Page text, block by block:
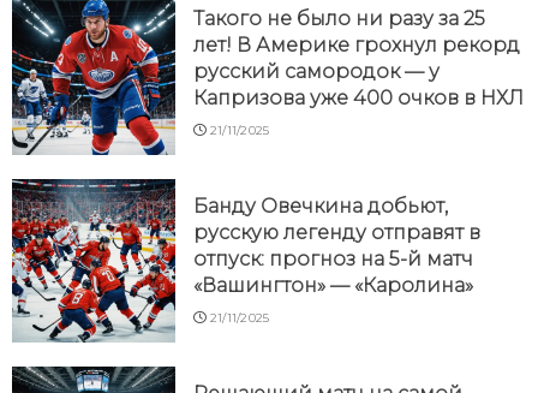
Такого не было ни разу за 25
лет! В Америке грохнул рекорд
русский самородок — у
Капризова уже 400 очков в НХЛ
21/11/2025
Банду Овечкина добьют,
русскую легенду отправят в
отпуск: прогноз на 5-й матч
«Вашингтон» — «Каролина»
21/11/2025